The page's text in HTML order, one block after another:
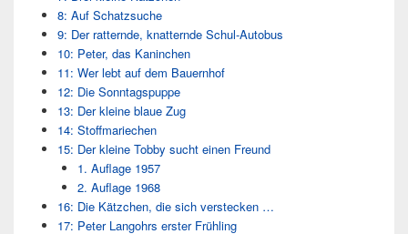
8: Auf Schatzsuche
9: Der ratternde, knatternde Schul-Autobus
10: Peter, das Kaninchen
11: Wer lebt auf dem Bauernhof
12: Die Sonntagspuppe
13: Der kleine blaue Zug
14: Stoffmariechen
15: Der kleine Tobby sucht einen Freund
1. Auflage 1957
2. Auflage 1968
16: Die Kätzchen, die sich verstecken …
17: Peter Langohrs erster Frühling